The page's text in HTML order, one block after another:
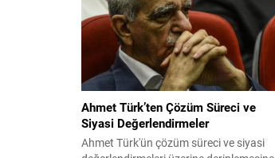
Ahmet Türk’ten Çözüm Süreci ve
Siyasi Değerlendirmeler
Ahmet Türk'ün çözüm süreci ve siyasi